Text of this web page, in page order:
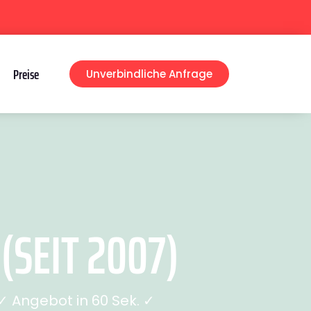
Preise Unverbindliche Anfrage
2007)
Angebot in 60 Sek. ✓